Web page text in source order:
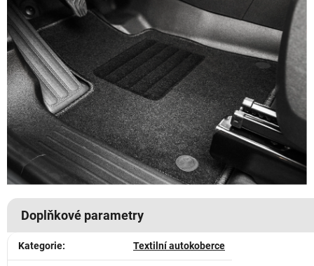
Doplňkové parametry
Kategorie: Textilní autokoberce